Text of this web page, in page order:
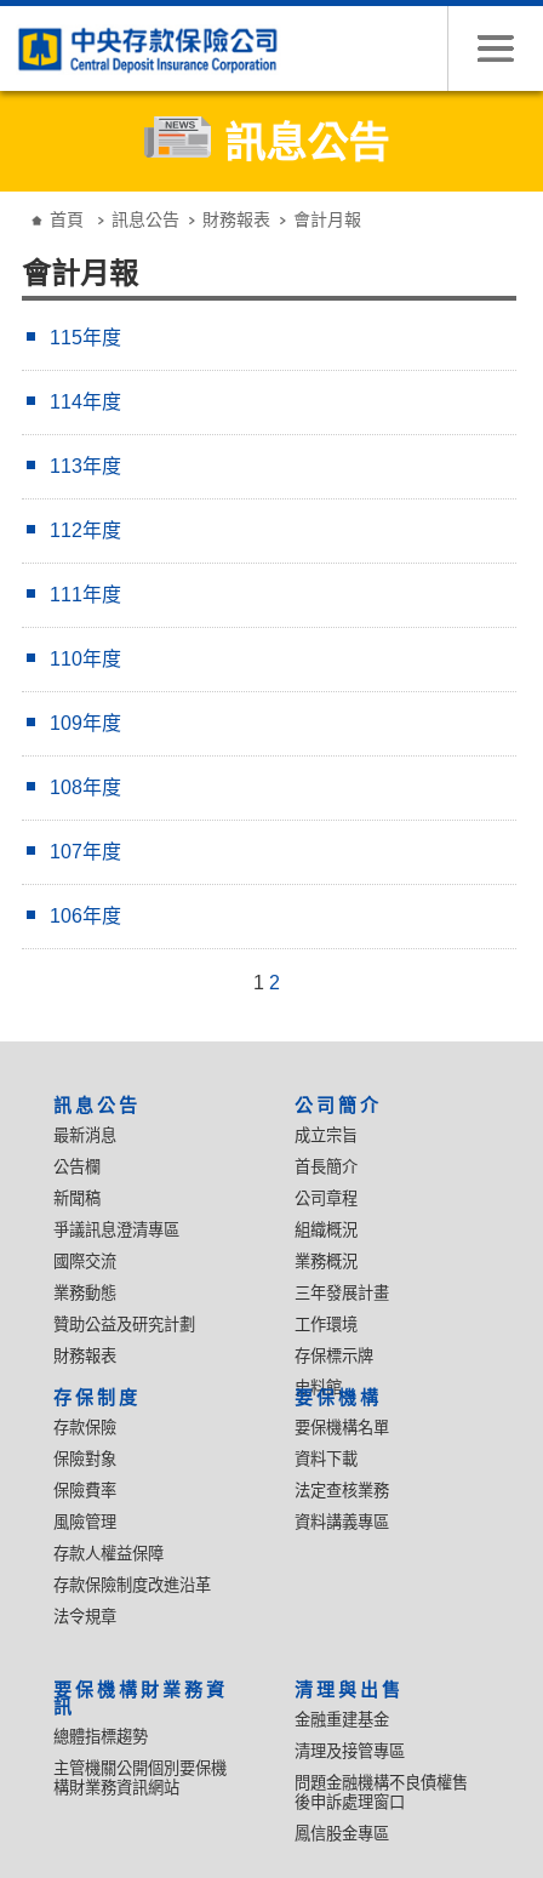
訊息公告
首頁 訊息公告 財務報表 會計月報
會計月報
115年度
114年度
113年度
112年度
111年度
110年度
109年度
108年度
107年度
106年度
1 2
訊息公告
最新消息
公告欄
新聞稿
爭議訊息澄清專區
國際交流
業務動態
贊助公益及研究計劃
財務報表
公司簡介
成立宗旨
首長簡介
公司章程
組織概況
業務概況
三年發展計畫
工作環境
存保標示牌
史料館
存保制度
存款保險
保險對象
保險費率
風險管理
存款人權益保障
存款保險制度改進沿革
法令規章
要保機構
要保機構名單
資料下載
法定查核業務
資料講義專區
要保機構財業務資
訊
總體指標趨勢
主管機關公開個別要保機
構財業務資訊網站
清理與出售
金融重建基金
清理及接管專區
問題金融機構不良債權售
後申訴處理窗口
鳳信股金專區